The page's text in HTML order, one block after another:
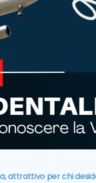
attrattivo per chi